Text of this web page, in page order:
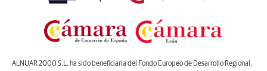
ALNUAR 2000 S.L. ha sido beneficiaria del Fondo Europeo de Desarrollo Regional,